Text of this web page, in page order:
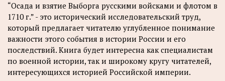
“Осада и взятие Выборга русскими войсками и флотом в
1710 г.” - это исторический исследовательский труд,
который предлагает читателю углубленное понимание
важности этого события в истории России и его
последствий. Книга будет интересна как специалистам
по военной истории, так и широкому кругу читателей,
интересующихся историей Российской империи.